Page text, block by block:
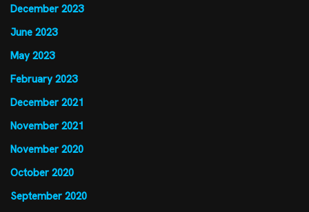
December 2023
June 2023
May 2023
February 2023
December 2021
November 2021
November 2020
October 2020
September 2020